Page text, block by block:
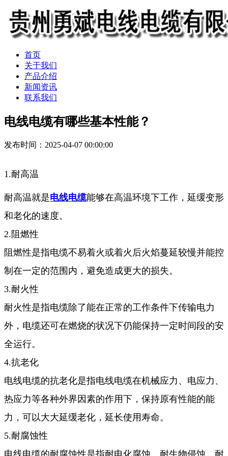
首页
关于我们
产品介绍
新闻资讯
联系我们
电线电缆有哪些基本性能？
发布时间：2025-04-07 00:00:00
1.耐高温
耐高温就是电线电缆能够在高温环境下工作，延缓变形
和老化的速度。
2.阻燃性
阻燃性是指电缆不易着火或着火后火焰蔓延较慢并能控
制在一定的范围内，避免造成更大的损失。
3.耐火性
耐火性是指电缆除了能在正常的工作条件下传输电力
外，电缆还可在燃烧的状况下仍能保持一定时间段的安
全运行。
4.抗老化
电线电缆的抗老化是指电线电缆在机械应力、电应力、
热应力等各种外界因素的作用下，保持原有性能的能
力，可以大大延缓老化，延长使用寿命。
5.耐腐蚀性
电线电缆的耐腐蚀性是指耐电化腐蚀、耐生物侵蚀、耐